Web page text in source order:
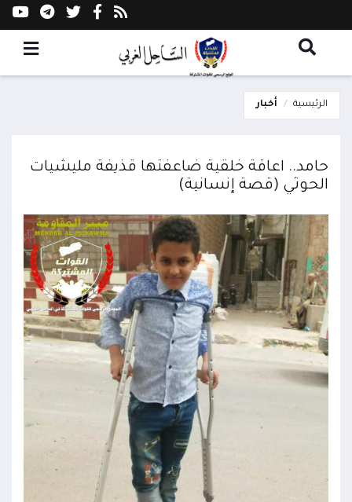
الرئيسية أخبار
حامد.. اعاقة خلقية ضاعفتها قذيفة مليشيات
الحوثي (قصة إنسانية)